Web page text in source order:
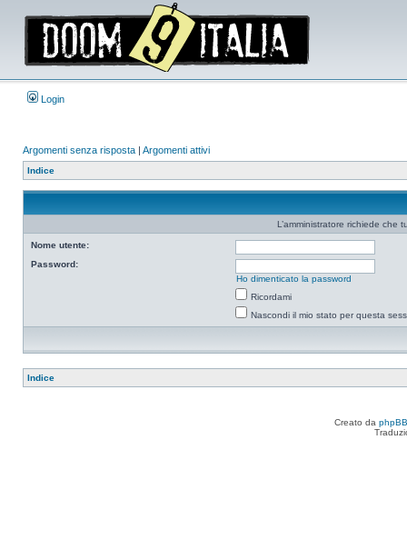
Login
Argomenti senza risposta | Argomenti attivi
Indice
L’amministratore richiede che
Nome utente:
Password:
Ho dimenticato la password
Ricordami
Nascondi il mio stato per questa
Indice
Creato da phpBB